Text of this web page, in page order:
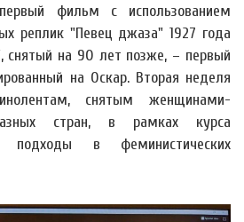
фильм с использованием
реплик "Певец джаза" 1927 года
снятый на 90 лет позже, – первый
на Оскар. Вторая неделя
снятым женщинами-
стран, в рамках курса
подходы в феминистических